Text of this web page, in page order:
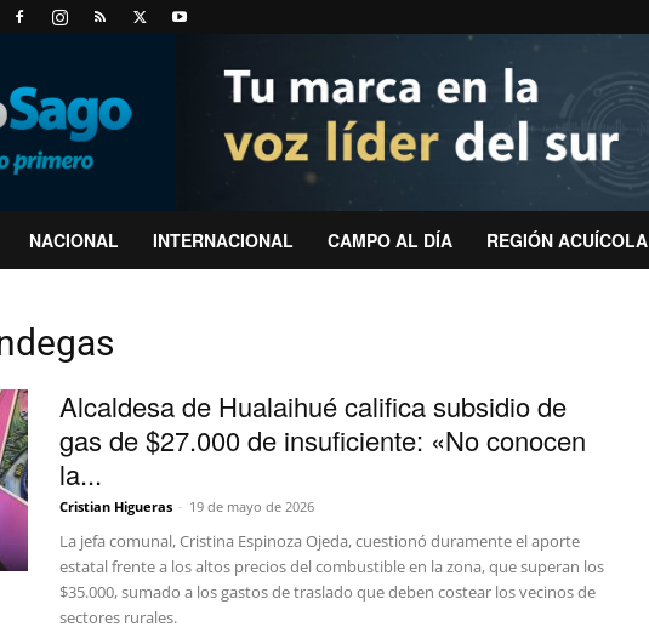
NACIONAL INTERNACIONAL CAMPO AL DÍA REGIÓN ACUÍCOLA
Alcaldesa de Hualaihué califica subsidio de
gas de $27.000 de insuficiente: «No conocen
la...
Cristian Higueras - 19 de mayo de 2026
La jefa comunal, Cristina Espinoza Ojeda, cuestionó duramente el aporte
estatal frente a los altos precios del combustible en la zona, que superan los
$35.000, sumado a los gastos de traslado que deben costear los vecinos de
sectores rurales.